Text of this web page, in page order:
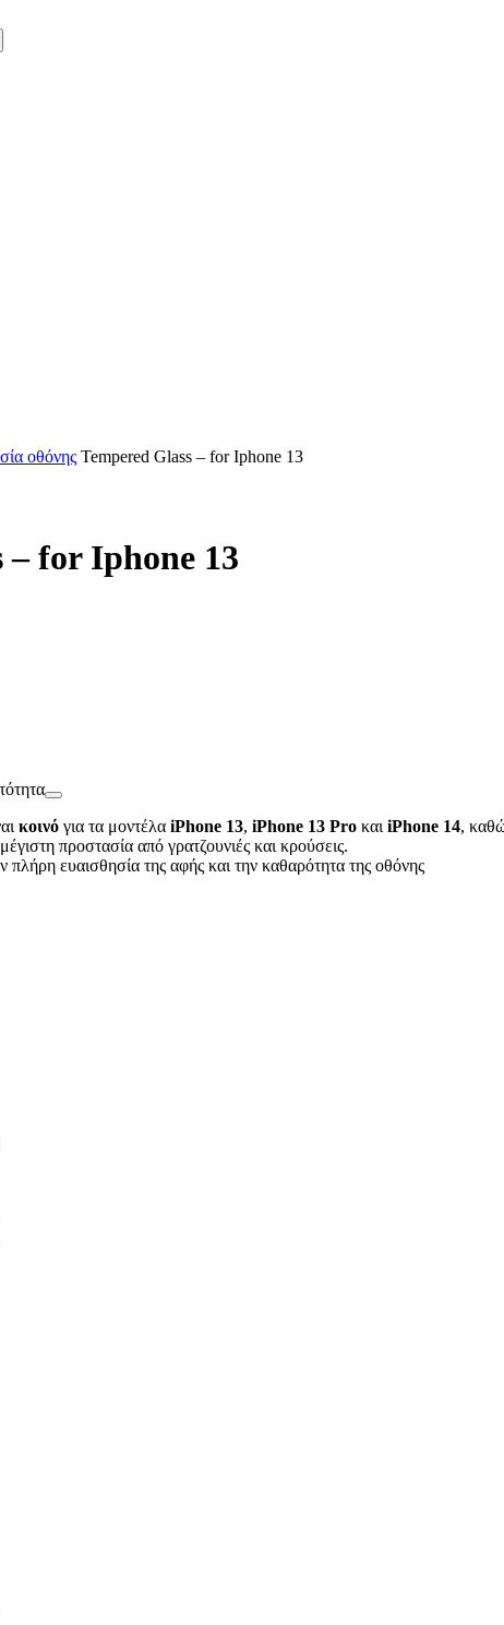
οθόνης Tempered Glass – for Iphone 13
– for Iphone 13
κοινό για τα μοντέλα iPhone 13, iPhone 13 Pro και iPhone 14,
προστασία από γρατζουνιές και κρούσεις.
πλήρη ευαισθησία της αφής και την καθαρότητα της οθόνης